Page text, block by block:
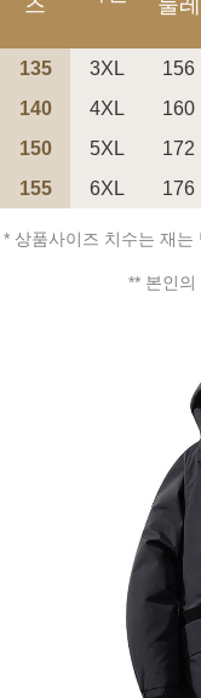
페이코 ID로 페
135 3XL 156
140
4XL 160
150
5XL 172
155
6XL 176
* 상품사이즈 치수는 재
** 본인